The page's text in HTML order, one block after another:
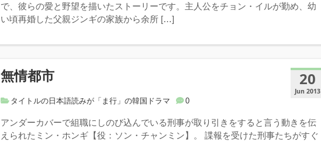
で、彼らの愛と野望を描いたストーリーです。主人公をチョン・イルが勤め、幼
い頃再婚した父親ジンギの家族から余所 […]
20
Jun 2013
無情都市
タイトルの日本語読みが「ま行」の韓国ドラマ 0
アンダーカバーで組職にしのび込んでいる刑事が取り引きをすると言う動きを伝
えられたミン・ホンギ【役：ソン・チャンミン】。 諜報を受けた刑事たちがすぐ